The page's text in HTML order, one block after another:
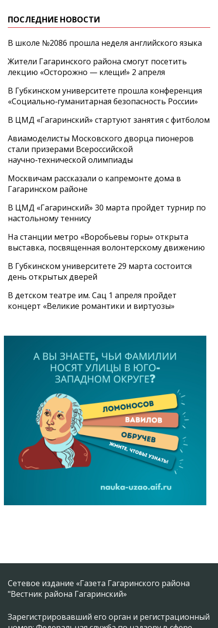
ПОСЛЕДНИЕ НОВОСТИ
В школе №2086 прошла неделя английского языка
Жители Гагаринского района смогут посетить
лекцию «Осторожно — клещи!» 2 апреля
В Губкинском университете прошла конференция
«Социально‑гуманитарная безопасность России»
В ЦМД «Гагаринский» стартуют занятия с фитболом
Авиамоделисты Московского дворца пионеров
стали призерами Всероссийской
научно‑технической олимпиады
Москвичам рассказали о капремонте дома в
Гагаринском районе
В ЦМД «Гагаринский» 30 марта пройдет турнир по
настольному теннису
На станции метро «Воробьевы горы» открыта
выставка, посвященная волонтерскому движению
В Губкинском университете 29 марта состоится
день открытых дверей
В детском театре им. Сац 1 апреля пройдет
концерт «Великие романтики и виртуозы»
Сетевое издание «Газета Гагаринского района
"Вестник района Гагаринский»
Зарегистрировавший его орган и регистрационный